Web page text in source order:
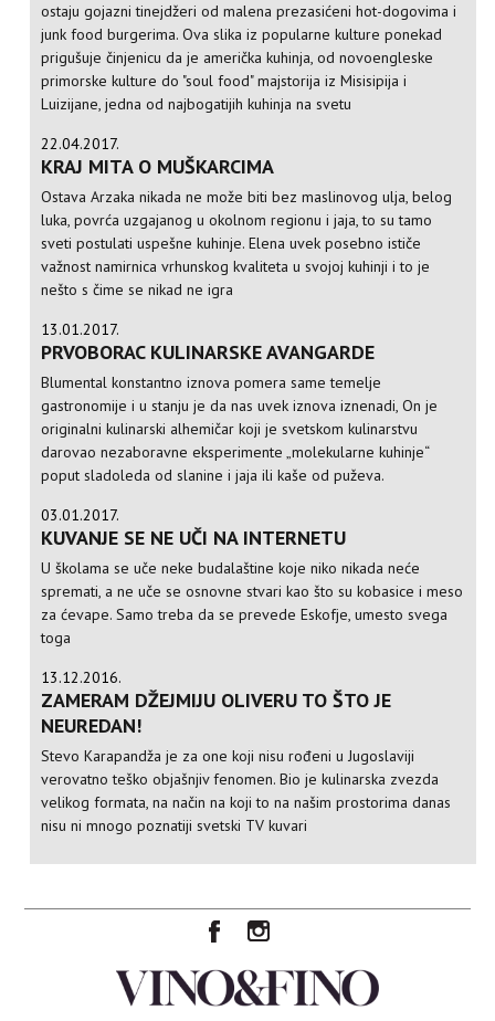
ostaju gojazni tinejdžeri od malena prezasićeni hot-dogovima i
junk food burgerima. Ova slika iz popularne kulture ponekad
prigušuje činjenicu da je američka kuhinja, od novoengleske
primorske kulture do "soul food" majstorija iz Misisipija i
Luizijane, jedna od najbogatijih kuhinja na svetu
22.04.2017.
KRAJ MITA O MUŠKARCIMA
Ostava Arzaka nikada ne može biti bez maslinovog ulja, belog
luka, povrća uzgajanog u okolnom regionu i jaja, to su tamo
sveti postulati uspešne kuhinje. Elena uvek posebno ističe
važnost namirnica vrhunskog kvaliteta u svojoj kuhinji i to je
nešto s čime se nikad ne igra
13.01.2017.
PRVOBORAC KULINARSKE AVANGARDE
Blumental konstantno iznova pomera same temelje
gastronomije i u stanju je da nas uvek iznova iznenadi, On je
originalni kulinarski alhemičar koji je svetskom kulinarstvu
darovao nezaboravne eksperimente „molekularne kuhinje“
poput sladoleda od slanine i jaja ili kaše od puževa.
03.01.2017.
KUVANJE SE NE UČI NA INTERNETU
U školama se uče neke budalaštine koje niko nikada neće
spremati, a ne uče se osnovne stvari kao što su kobasice i meso
za ćevape. Samo treba da se prevede Eskofje, umesto svega
toga
13.12.2016.
ZAMERAM DŽEJMIJU OLIVERU TO ŠTO JE
NEUREDAN!
Stevo Karapandža je za one koji nisu rođeni u Jugoslaviji
verovatno teško objašnjiv fenomen. Bio je kulinarska zvezda
velikog formata, na način na koji to na našim prostorima danas
nisu ni mnogo poznatiji svetski TV kuvari